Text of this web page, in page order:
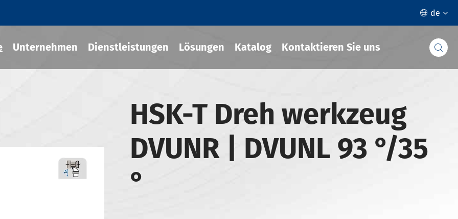
 de
halter
BT Werkzeug halter
Werkzeug halter
Unternehmen Dienstleistungen Lösungen Katalog Kontaktieren Sie uns 
HSK-T Dreh werkzeug
DVUNR | DVUNL 93 °/35
°